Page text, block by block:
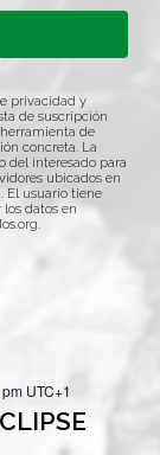
privacidad y
de suscripción
de
concreta. La
del interesado para
ubicados en
El usuario tiene
datos en
.
UTC+1